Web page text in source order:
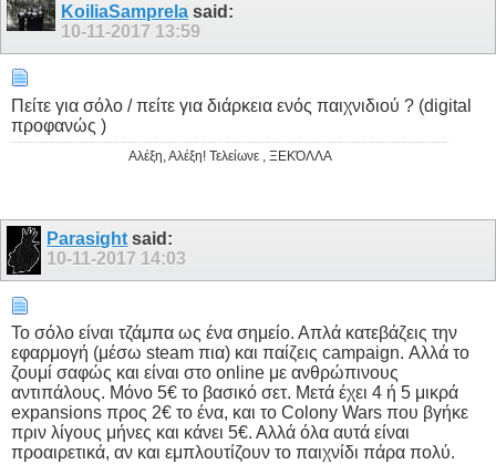
KoiliaSamprela said:
10-11-2017 13:59
Πείτε για σόλο / πείτε για διάρκεια ενός παιχνιδιού ? (digital
προφανώς )
Αλέξη, Αλέξη! Τελείωνε , ΞΕΚΌΛΛΑ
Parasight said:
10-11-2017 14:03
Το σόλο είναι τζάμπα ως ένα σημείο. Απλά κατεβάζεις την
εφαρμογή (μέσω steam πια) και παίζεις campaign. Αλλά το
ζουμί σαφώς και είναι στο online με ανθρώπινους
αντιπάλους. Μόνο 5€ το βασικό σετ. Μετά έχει 4 ή 5 μικρά
expansions προς 2€ το ένα, και το Colony Wars που βγήκε
πριν λίγους μήνες και κάνει 5€. Αλλά όλα αυτά είναι
προαιρετικά, αν και εμπλουτίζουν το παιχνίδι πάρα πολύ.